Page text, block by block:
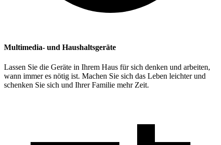
Multimedia- und Haushaltsgeräte
Lassen Sie die Geräte in Ihrem Haus für sich denken und arbeiten,
wann immer es nötig ist. Machen Sie sich das Leben leichter und
schenken Sie sich und Ihrer Familie mehr Zeit.